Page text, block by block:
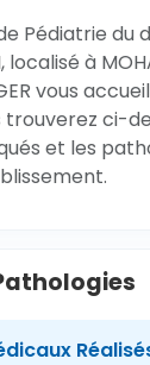
Pédiatrie du
localisé à
vous
trouverez ci-
et les